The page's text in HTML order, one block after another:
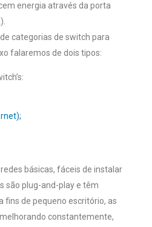
energia através da porta
categorias de switch para
falaremos de dois tipos:
básicas, fáceis de instalar
são plug-and-play e têm
fins de pequeno escritório, as
constantemente,